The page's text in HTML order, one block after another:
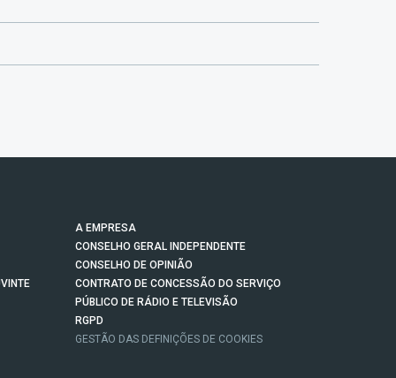
A EMPRESA
CONSELHO GERAL INDEPENDENTE
CONSELHO DE OPINIÃO
CONTRATO DE CONCESSÃO DO SERVIÇO
PÚBLICO DE RÁDIO E TELEVISÃO
RGPD
GESTÃO DAS DEFINIÇÕES DE COOKIES